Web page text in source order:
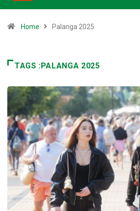
Home Palanga 2025
TAGS :PALANGA 2025